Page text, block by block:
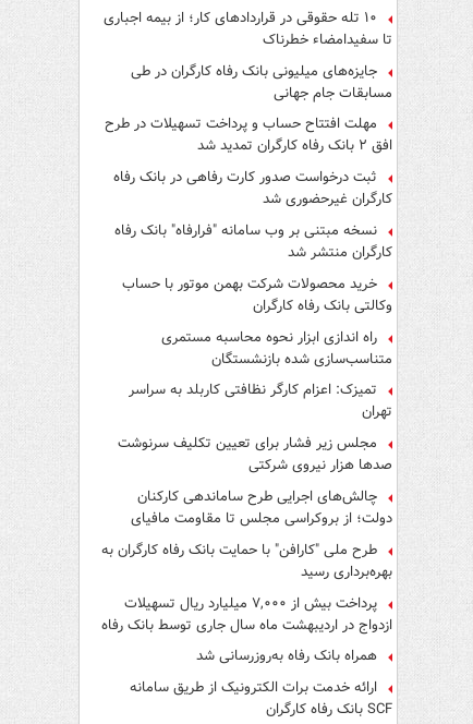
۱۰ تله حقوقی در قراردادهای کار؛ از بیمه اجباری
تا سفیدامضاء خطرناک
جایزه‌های میلیونی بانک رفاه کارگران در طی
مسابقات جام جهانی
مهلت افتتاح حساب و پرداخت تسهیلات در طرح
افق ۲ بانک رفاه کارگران تمدید شد
ثبت درخواست صدور کارت رفاهی در بانک رفاه
کارگران غیرحضوری شد
نسخه مبتنی بر وب سامانه "فرارفاه" بانک رفاه
کارگران منتشر شد
خرید محصولات شرکت بهمن موتور با حساب
وکالتی بانک رفاه کارگران
راه اندازی ابزار نحوه محاسبه مستمری
متناسب‌سازی شده بازنشستگان
تمیزک: اعزام کارگر نظافتی کاربلد به سراسر
تهران
مجلس زیر فشار برای تعیین تکلیف سرنوشت
صدها هزار نیروی شرکتی
چالش‌های اجرایی طرح ساماندهی کارکنان
دولت؛ از بروکراسی مجلس تا مقاومت مافیای
واسطه‌گری
طرح ملی "کارافن" با حمایت بانک رفاه کارگران به
بهره‌برداری رسید
پرداخت بیش از ۷,۰۰۰ میلیارد ریال تسهیلات
ازدواج در اردیبهشت ماه سال جاری توسط بانک رفاه
کارگران
همراه بانک رفاه به‌روزرسانی شد
ارائه خدمت برات الکترونیک از طریق سامانه
SCF بانک رفاه کارگران